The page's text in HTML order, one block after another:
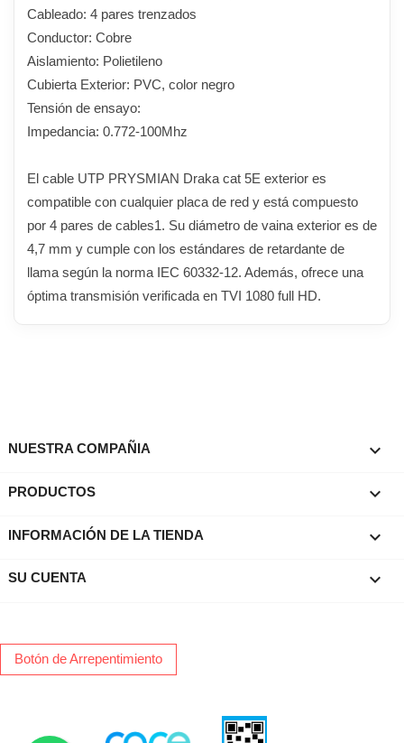
Cableado: 4 pares trenzados
Conductor: Cobre
Aislamiento: Polietileno
Cubierta Exterior: PVC, color negro
Tensión de ensayo:
Impedancia: 0.772-100Mhz
El cable UTP PRYSMIAN Draka cat 5E exterior es
compatible con cualquier placa de red y está compuesto
por 4 pares de cables1. Su diámetro de vaina exterior es de
4,7 mm y cumple con los estándares de retardante de
llama según la norma IEC 60332-12. Además, ofrece una
óptima transmisión verificada en TVI 1080 full HD.
NUESTRA COMPAÑIA 
PRODUCTOS 
INFORMACIÓN DE LA TIENDA keyboard_arrow_down
SU CUENTA 
Botón de Arrepentimiento